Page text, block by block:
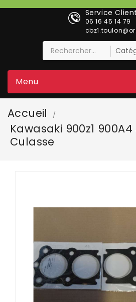
Service Client
06 16 45 14 79
Menu
Accueil
Kawasaki 900z1
Culasse